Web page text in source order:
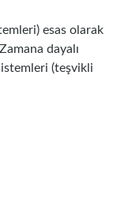
esas olarak
dayalı
(teşvikli